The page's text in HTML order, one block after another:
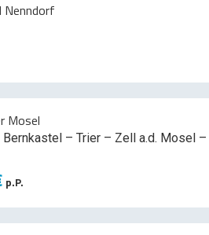
Nenndorf
Mosel
– Trier – Zell a.d. Mosel –
p.P.